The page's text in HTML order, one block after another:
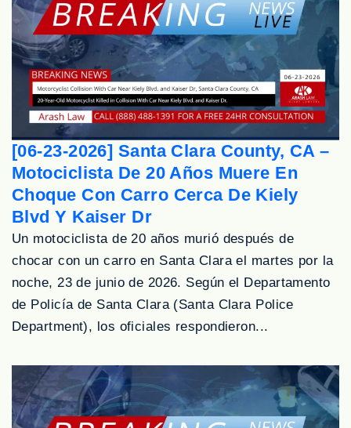
[06-23-2026] Santa Clara County, CA –
Motociclista De 20 Años Muere En
Choque Con Carro Cerca De Kiely
Blvd Y Kaiser Dr
Un motociclista de 20 años murió después de
chocar con un carro en Santa Clara el martes por la
noche, 23 de junio de 2026. Según el Departamento
de Policía de Santa Clara (Santa Clara Police
Department), los oficiales respondieron...